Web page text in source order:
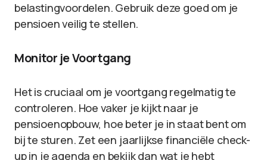
belastingvoordelen. Gebruik deze goed om je
pensioen veilig te stellen.
Monitor je Voortgang
Het is cruciaal om je voortgang regelmatig te
controleren. Hoe vaker je kijkt naar je
pensioenopbouw, hoe beter je in staat bent om
bij te sturen. Zet een jaarlijkse financiële check-
up in je agenda en bekijk dan wat je hebt